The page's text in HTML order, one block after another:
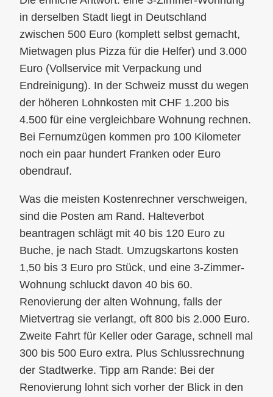
in derselben Stadt liegt in Deutschland
zwischen 500 Euro (komplett selbst gemacht,
Mietwagen plus Pizza für die Helfer) und 3.000
Euro (Vollservice mit Verpackung und
Endreinigung). In der Schweiz musst du wegen
der höheren Lohnkosten mit CHF 1.200 bis
4.500 für eine vergleichbare Wohnung rechnen.
Bei Fernumzügen kommen pro 100 Kilometer
noch ein paar hundert Franken oder Euro
obendrauf.
Was die meisten Kostenrechner verschweigen,
sind die Posten am Rand. Halteverbot
beantragen schlägt mit 40 bis 120 Euro zu
Buche, je nach Stadt. Umzugskartons kosten
1,50 bis 3 Euro pro Stück, und eine 3-Zimmer-
Wohnung schluckt davon 40 bis 60.
Renovierung der alten Wohnung, falls der
Mietvertrag sie verlangt, oft 800 bis 2.000 Euro.
Zweite Fahrt für Keller oder Garage, schnell mal
300 bis 500 Euro extra. Plus Schlussrechnung
der Stadtwerke. Tipp am Rande: Bei der
Renovierung lohnt sich vorher der Blick in den